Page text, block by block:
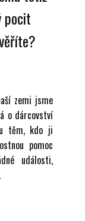
pocit
zemi jsme
o dárcovství
těm, kdo ji
pomoc
události,